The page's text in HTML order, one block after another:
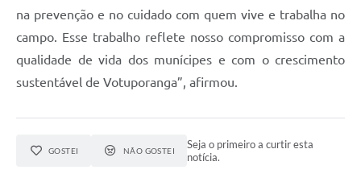
na prevenção e no cuidado com quem vive e trabalha no
campo. Esse trabalho reflete nosso compromisso com a
qualidade de vida dos munícipes e com o crescimento
sustentável de Votuporanga”, afirmou.
GOSTEI NÃO GOSTEI
Seja o primeiro a curtir esta
notícia.